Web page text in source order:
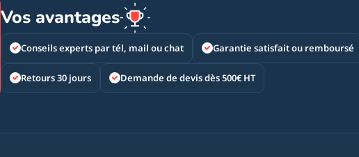
Vos avantages
Conseils experts par tél, mail ou chat Garantie satisfait ou remboursé
Retours 30 jours Demande de devis dès 500€ HT